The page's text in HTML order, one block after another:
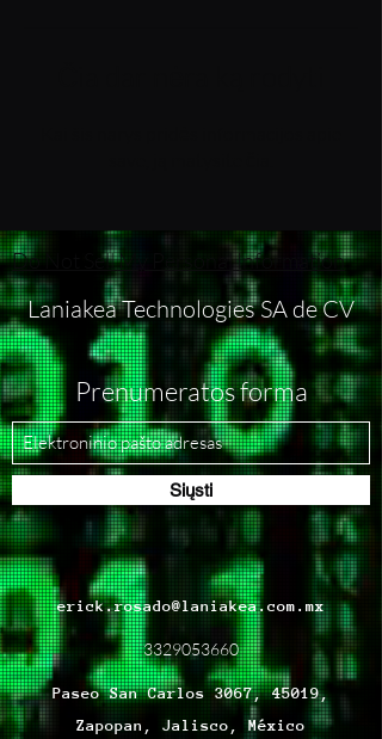
Do Not Sell My Personal Information
Laniakea Technologies SA de CV
Prenumeratos forma
Siųsti
erick.rosado@laniakea.com.mx
3329053660
Paseo San Carlos 3067, 45019,
Zapopan, Jalisco, México